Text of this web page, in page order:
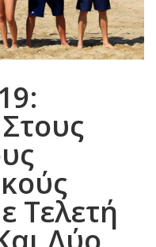
Τελετή